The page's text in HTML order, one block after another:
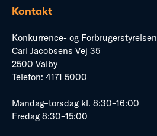
Kontakt
Konkurrence- og Forbrugerstyrelsen
Carl Jacobsens Vej 35
2500 Valby
Telefon: 4171 5000
Mandag–torsdag kl. 8:30–16:00
Fredag 8:30–15:00